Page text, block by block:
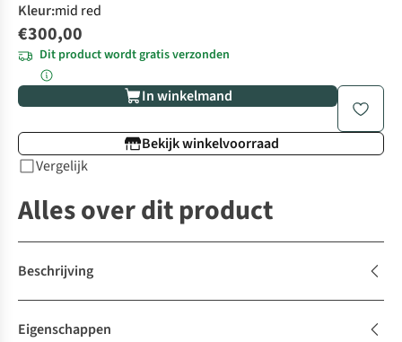
Kleur:mid red
€300,00
Dit product wordt gratis verzonden
In winkelmand
Bekijk winkelvoorraad
Vergelijk
Alles over dit product
Beschrijving
Eigenschappen